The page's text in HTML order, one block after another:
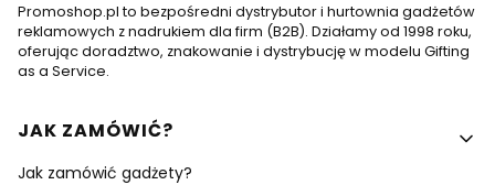
Promoshop.pl to bezpośredni dystrybutor i hurtownia gadżetów
reklamowych z nadrukiem dla firm (B2B). Działamy od 1998 roku,
oferując doradztwo, znakowanie i dystrybucję w modelu Gifting
as a Service.
Linki w stopce
JAK ZAMÓWIĆ?
Jak zamówić gadżety?